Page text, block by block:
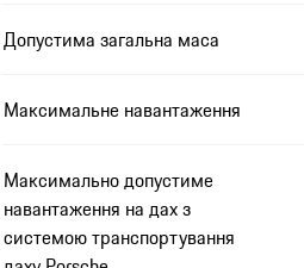
Допустима загальна маса
Максимальне навантаження
Максимально допустиме
навантаження на дах з
системою транспортування